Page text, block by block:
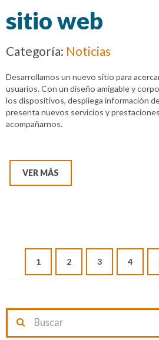
sitio web
Categoría: Noticias
Desarrollamos un nuevo sitio para
usuarios. Con un diseño amigable y
los dispositivos, despliega información
presenta nuevos servicios y
acompañarnos.
VER MÁS
1 2 3 4